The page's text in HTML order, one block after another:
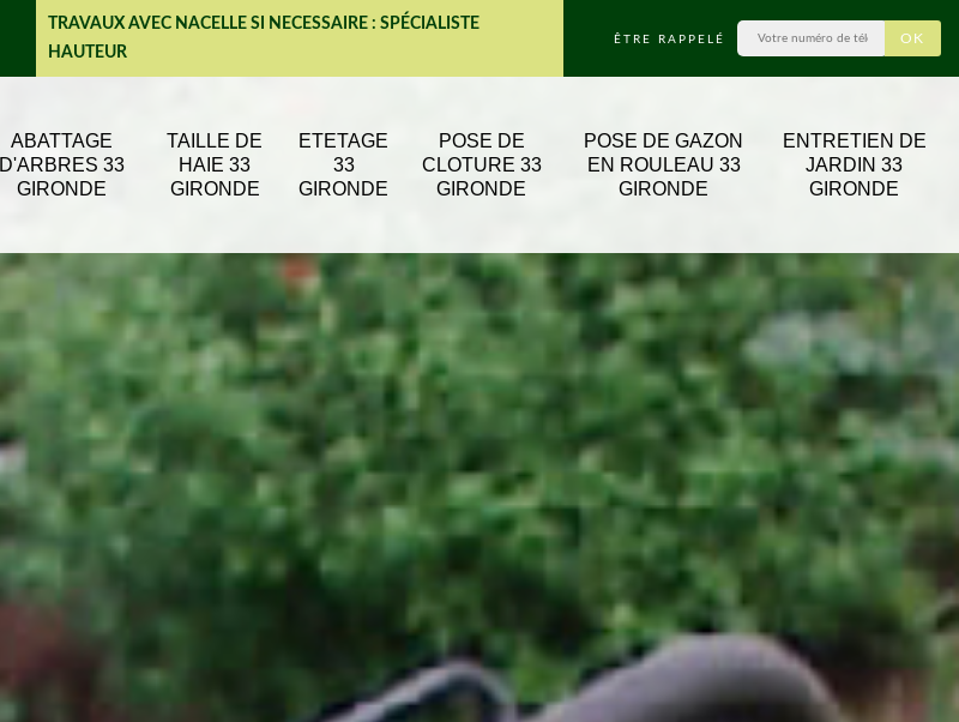
TRAVAUX AVEC NACELLE SI NECESSAIRE : SPÉCIALISTE
HAUTEUR
ÊTRE RAPPELÉ
ABATTAGE
D'ARBRES 33
GIRONDE
TAILLE DE
HAIE 33
GIRONDE
ETETAGE
33
GIRONDE
POSE DE
CLOTURE 33
GIRONDE
POSE DE GAZON
EN ROULEAU 33
GIRONDE
ENTRETIEN DE
JARDIN 33
GIRONDE